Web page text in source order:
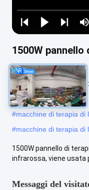
Play
Play
Play
Loaded:
0%
1500W
Macchine di terapia
#macchine di terapia di
#macchine di terapia di
1500W pannello di
infrarossa, viene usata
Messaggi del